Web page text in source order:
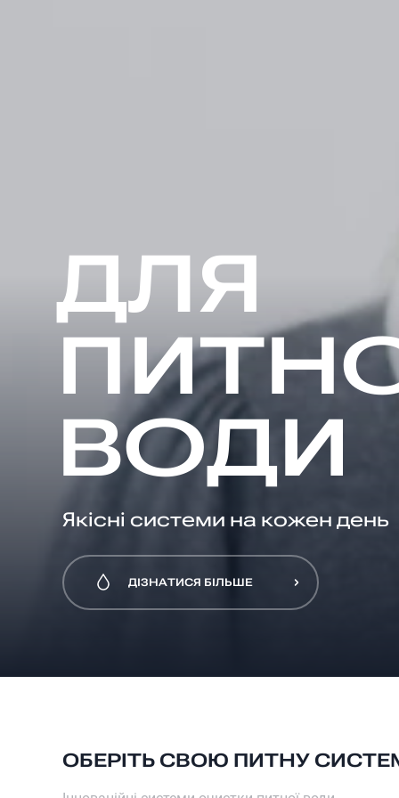
ДЛЯ
ВОДИ
Якісні системи на кожен день
ДІЗНАТИСЯ БІЛЬШЕ
ОБЕРІТЬ СВОЮ ПИТНУ